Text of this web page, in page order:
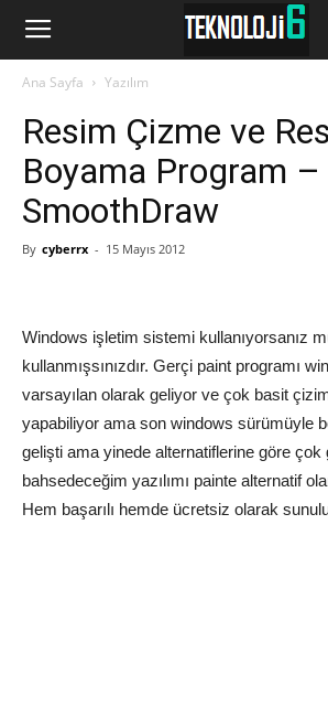
www.Teknoloji6.com
Ana Sayfa Yazılım
Resim Çizme ve
Boyama Program –
SmoothDraw
By cyberrx - 15 Mayıs 2012
Windows işletim sistemi kullanıyorsanız
kullanmışsınızdır. Gerçi paint programı
varsayılan olarak geliyor ve çok basit
yapabiliyor ama son windows sürümüyle
gelişti ama yinede alternatiflerine göre çok
bahsedeceğim yazılımı painte alternatif
Hem başarılı hemde ücretsiz olarak